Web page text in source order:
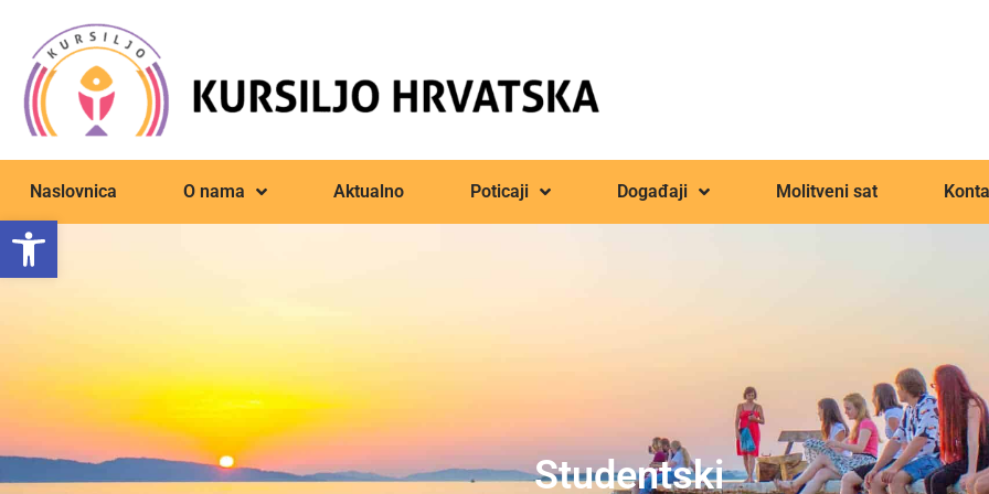
Open toolbar
Naslovnica O nama Aktualno Poticaji Događaji Molitveni sat
Studentski